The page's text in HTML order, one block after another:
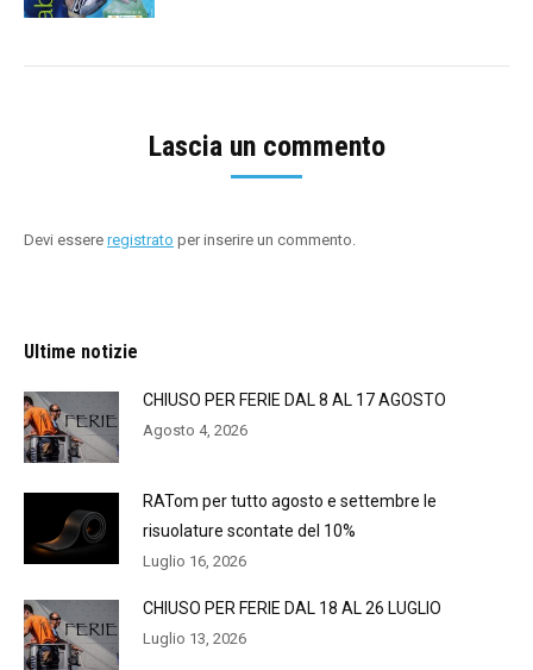
Lascia un commento
Devi essere registrato per inserire un commento.
Ultime notizie
CHIUSO PER FERIE DAL 8 AL 17 AGOSTO
Agosto 4, 2026
RATom per tutto agosto e settembre le
risuolature scontate del 10%
Luglio 16, 2026
CHIUSO PER FERIE DAL 18 AL 26 LUGLIO
Luglio 13, 2026